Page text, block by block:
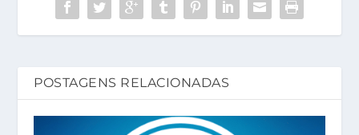
POSTAGENS RELACIONADAS